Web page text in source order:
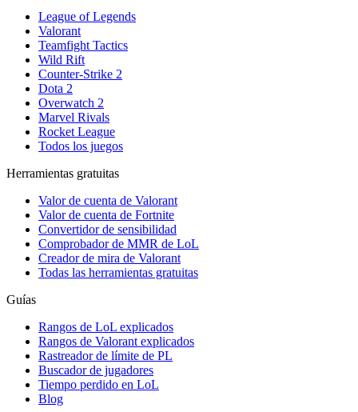
League of Legends
Valorant
Teamfight Tactics
Wild Rift
Counter-Strike 2
Dota 2
Overwatch 2
Marvel Rivals
Rocket League
Todos los juegos
Herramientas gratuitas
Valor de cuenta de Valorant
Valor de cuenta de Fortnite
Convertidor de sensibilidad
Comprobador de MMR de LoL
Creador de mira de Valorant
Todas las herramientas gratuitas
Guías
Rangos de LoL explicados
Rangos de Valorant explicados
Rastreador de límite de PL
Buscador de jugadores
Tiempo perdido en LoL
Blog